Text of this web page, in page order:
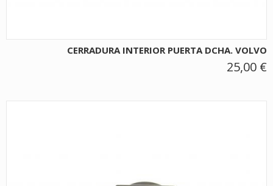
CERRADURA INTERIOR PUERTA DCHA. VOLVO
25,00 €